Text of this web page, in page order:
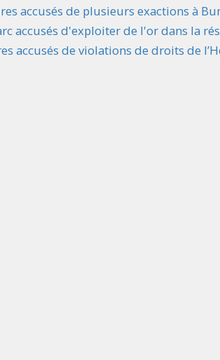
accusés de plusieurs exactions à
accusés d'exploiter de l'or dans la
accusés de violations de droits de